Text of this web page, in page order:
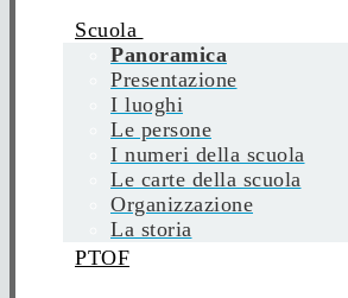
Scuola
Panoramica
Presentazione
I luoghi
Le persone
I numeri della scuola
Le carte della scuola
Organizzazione
La storia
PTOF